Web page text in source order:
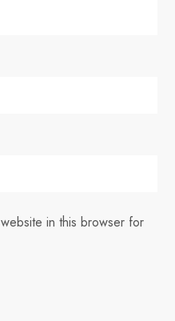
in this browser for